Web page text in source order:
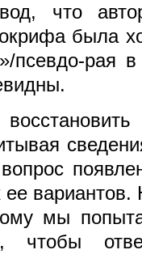
что
была
псевдо-рая
вариантов.
мы
чтобы